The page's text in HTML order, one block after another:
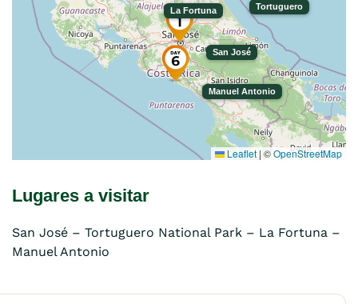
San José
Tortuguero
La Fortuna
Manuel Antonio
Leaflet | ©OpenStreetMap
Lugares a visitar
San José – Tortuguero National Park – La Fortuna –
Manuel Antonio